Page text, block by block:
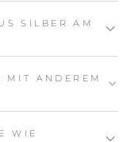
SILBER AM
ANDEREM
WIE